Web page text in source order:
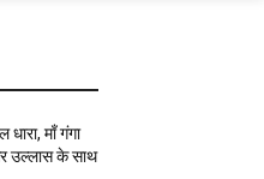
माँ गंगा
उल्लास के साथ